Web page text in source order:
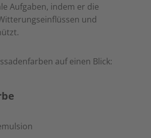
Aufgaben, indem er die
und
auf einen Blick: